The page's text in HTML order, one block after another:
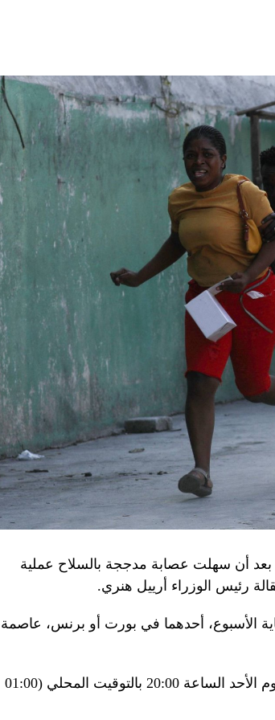
درجة استعداد قاذفات الأسلحة النووية
الروسية، لافتاً إلى أنّ مناورة
وطائرات «سو 25».
الجنرال فيكتور غوليفيتش إلى أنّه «في
الطيران في مطار احتياطي»، لافتاً إلى أنّه
بالاستعدادات لاستخدام الأسلحة النووية
لجهاز الأمن الفدرالي الروسي «كانوا
ومسؤولين كبار آخرين، مثل رئيس جهاز
من موسكو. وأوقفت الأجهزة الأوكرانية
برتبة كولونيل» من جهاز الدولة
الأمن الفدرالي الروسي ويُشتبه في أن
كانا يُريدان تجنيد عسكريين «مقرّبين من
أجهزة الأمن الأوكرانية أن أحد أعضاء
لصحيفة «بوليتيكا» الصربية قبل وصوله
للسفارة الصينية في يوغوسلافيا عام
البيرينيه الجبلية أمس، في اليوم الثاني
في أوكرانيا والخلافات التجارية.
إحدى محطات الصعود في طواف
الرئيسان مع زوجتيهما الغداء. وقدّم
وزجاجة أرمانياك، وقبعات، وسروال
بعد أن سهلت عصابة مدججة بالسلاح عملية
رئيس الوزراء أرييل هنري.
الأسبوع، أحدهما في بورت أو برنس، عاصمة
وبناء على ذلك فرضت السلطات حظر تجول ليلي بدأ يوم الأحد الساعة 20:00 بالتوقيت المحلي (01:00